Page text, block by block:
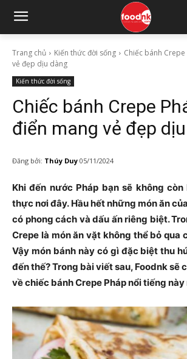
Trang chủ Kiến thức đời sống
Chiếc bánh
vẻ đẹp dịu dàng
Kiến thức đời sống
Chiếc bánh Crepe
điển mang vẻ đẹp
Đăng bởi: Thúy Duy 05/11/2024
Khi đến nước Pháp bạn sẽ không
thực nơi đây. Hầu hết những món ăn
có phong cách và dấu ấn riêng biệt.
Crepe là món ăn vặt không thể bỏ qua
Vậy món bánh này có gì đặc biệt thu
đến thế? Trong bài viết sau, Foodnk sẽ
về chiếc bánh Crepe Pháp nổi tiếng này